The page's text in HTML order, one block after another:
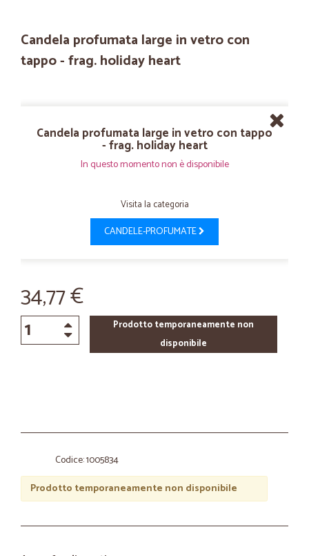
Candela profumata large in vetro con
tappo - frag. holiday heart
Candela profumata large in vetro con tappo
- frag. holiday heart
In questo momento non è disponibile
Visita la categoria
CANDELE-PROFUMATE
34,77 €
Prodotto temporaneamente non
disponibile
Codice: 1005834
Prodotto temporaneamente non disponibile